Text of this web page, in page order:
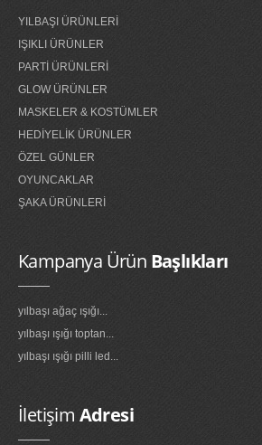
YILBAŞI ÜRÜNLERİ
IŞIKLI ÜRÜNLER
PARTİ ÜRÜNLERİ
GLOW ÜRÜNLER
MASKELER & KOSTÜMLER
HEDİYELİK ÜRÜNLER
ÖZEL GÜNLER
OYUNCAKLAR
ŞAKA ÜRÜNLERİ
Kampanya Ürün Başlıkları
yılbaşı ağaç ışığı...
yılbaşı ışığı toptan...
yılbaşı ışığı pilli led...
İletişim Adresi